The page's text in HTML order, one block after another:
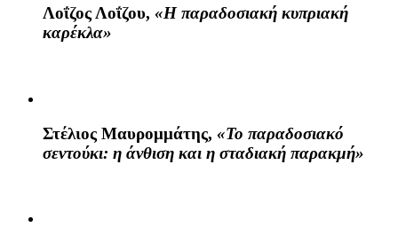
Λοΐζος Λοΐζου, «Η παραδοσιακή κυπριακή
καρέκλα»
Στέλιος Μαυρομμάτης, «Το παραδοσιακό
σεντούκι: η άνθιση και η σταδιακή παρακμή»